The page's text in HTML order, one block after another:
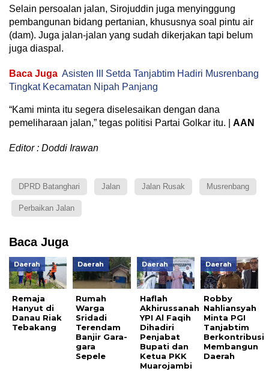
Selain persoalan jalan, Sirojuddin juga menyinggung
pembangunan bidang pertanian, khususnya soal pintu air
(dam). Juga jalan-jalan yang sudah dikerjakan tapi belum
juga diaspal.
Baca Juga Asisten III Setda Tanjabtim Hadiri Musrenbang
Tingkat Kecamatan Nipah Panjang
“Kami minta itu segera diselesaikan dengan dana
pemeliharaan jalan,” tegas politisi Partai Golkar itu. | AAN
Editor : Doddi Irawan
DPRD Batanghari Jalan Jalan Rusak Musrenbang
Perbaikan Jalan
Baca Juga
Daerah
Remaja
Hanyut di
Danau Riak
Tebakang
Daerah
Rumah
Warga
Sridadi
Terendam
Banjir Gara-
gara
Sepele
Daerah
Haflah
Akhirussanah
YPI Al Faqih
Dihadiri
Penjabat
Bupati dan
Ketua PKK
Muarojambi
Daerah
Robby
Nahliansyah
Minta PGI
Tanjabtim
Berkontribusi
Membangun
Daerah